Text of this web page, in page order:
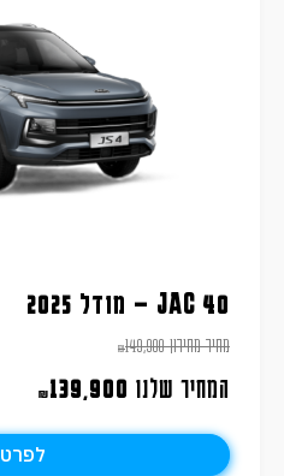
JAC 40 – מודל 2025
מחיר מחירון ₪149,900
המחיר שלנו ₪139,900